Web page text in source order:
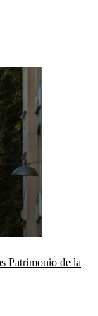
Patrimonio de la